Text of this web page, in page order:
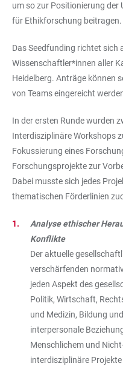
um so zur Positionierung der
für Ethikforschung beitragen.
Das Seedfunding richtet sich
Wissenschaftler*innen aller
Heidelberg. Anträge können
von Teams eingereicht
In der ersten Runde wurden
Interdisziplinäre Workshops
Fokussierung eines
Forschungsprojekte zur
Dabei musste sich jedes
thematischen Förderlinien
Analyse ethischer
Konflikte
Der aktuelle
verschärfenden
jeden Aspekt des
Politik, Wirtschaft,
und Medizin, Bildung
interpersonale
Menschlichem und
interdisziplinäre